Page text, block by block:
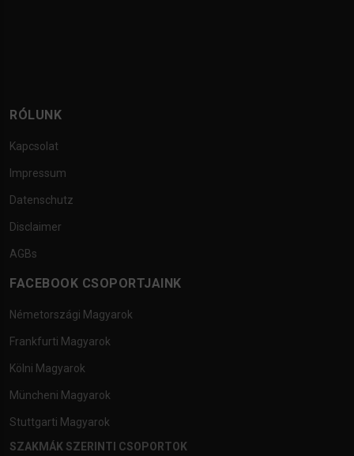
RÓLUNK
Kapcsolat
Impressum
Datenschutz
Disclaimer
AGBs
FACEBOOK CSOPORTJAINK
Németországi Magyarok
Frankfurti Magyarok
Kölni Magyarok
Müncheni Magyarok
Stuttgarti Magyarok
SZAKMÁK SZERINTI CSOPORTOK